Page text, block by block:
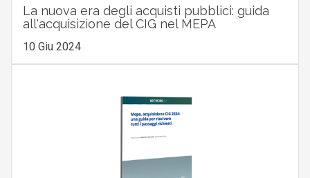
La nuova era degli acquisti pubblici: guida
all'acquisizione del CIG nel MEPA
10 Giu 2024